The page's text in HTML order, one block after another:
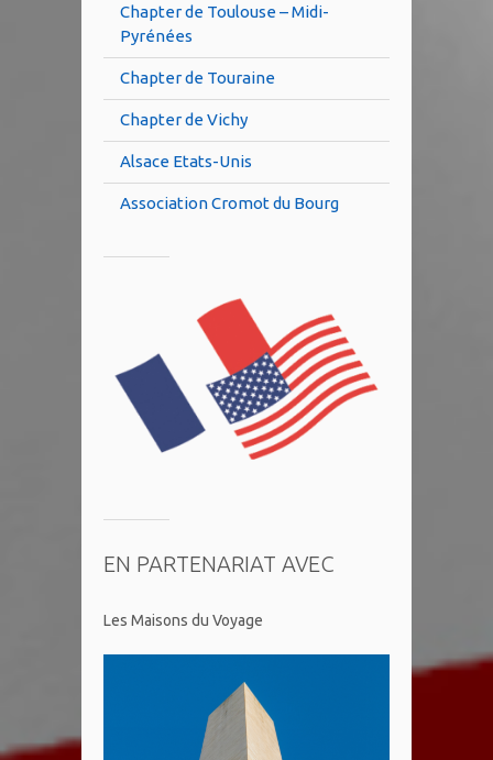
Chapter de Toulouse – Midi-
Pyrénées
Chapter de Touraine
Chapter de Vichy
Alsace Etats-Unis
Association Cromot du Bourg
EN PARTENARIAT AVEC
Les Maisons du Voyage